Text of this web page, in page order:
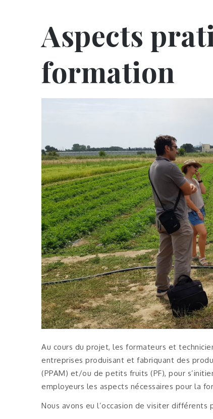
Aspects
formation
Au cours du projet, les formateurs et
entreprises produisant et fabriquant des
(PPAM) et/ou de petits fruits (PF), pour
employeurs les aspects nécessaires pour la
Nous avons eu l’occasion de visiter